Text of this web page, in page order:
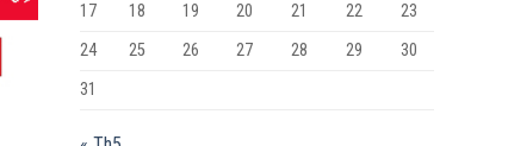
17
18 19 20 21 22
23
24
25 26 27 28 29
30
31